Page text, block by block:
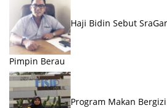
Haji Bidin Sebut
Pimpin Berau
Program Makan